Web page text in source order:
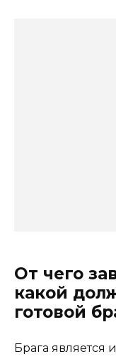
От чего
какой
готовой
Брага является